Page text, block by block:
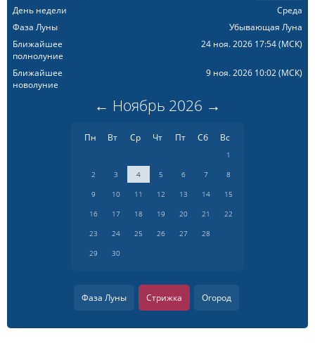
День недели
Среда
Фаза Луны
Убывающая Луна
Ближайшее
полнолуние
24 ноя. 2026 17:54(МСК)
Ближайшее
новолуние
9 ноя. 2026 10:02(МСК)
← Ноябрь 2026 →
Пн Вт Ср Чт Пт Сб Вс
1
2
3 4 5 6 7
8
9
10 11 12 13 14
15
16
17 18 19 20 21
22
23
24 25 26 27
28
29
30
Фаза Луны Стрижка Огород